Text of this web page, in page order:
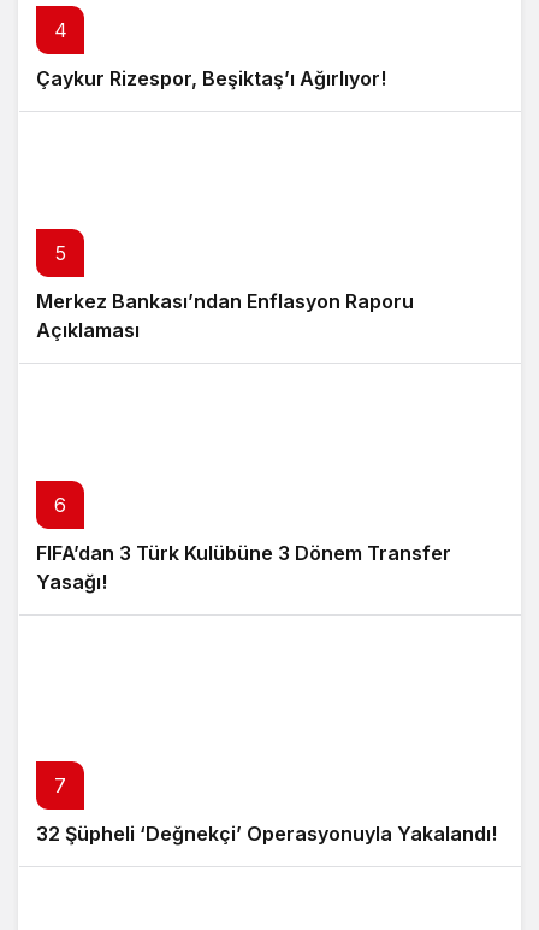
4
Çaykur Rizespor, Beşiktaş’ı Ağırlıyor!
5
Merkez Bankası’ndan Enflasyon Raporu
Açıklaması
6
FIFA’dan 3 Türk Kulübüne 3 Dönem Transfer
Yasağı!
7
32 Şüpheli ‘Değnekçi’ Operasyonuyla Yakalandı!